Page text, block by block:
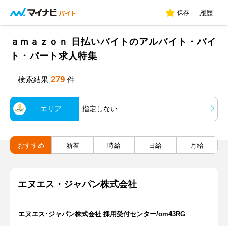
保存 履歴
ａｍａｚｏｎ 日払いバイトのアルバイト・バイ
ト・パート求人特集
検索結果 279 件
エリア 指定しない
おすすめ 新着 時給 日給 月給
エヌエス・ジャパン株式会社
エヌエス･ジャパン株式会社 採用受付センター/om43RG